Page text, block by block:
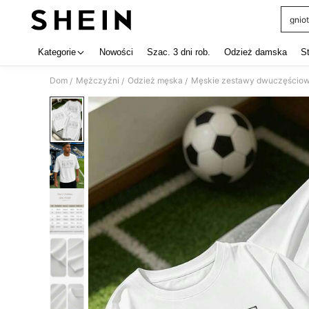
Kategorie Nowości Szac. 3 dni rob. Odzież damska
Dom / Mężczyźni / Odzież męska / Męskie zestawy